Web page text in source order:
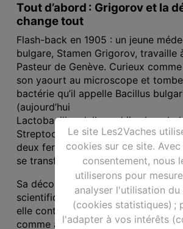
Tout d’abord : Grigorovet la
change tout
Flash-back en 1905 : un jeune
bulgare, Stamen Grigorov, travaille
Pasteur de Genève. Curieux
son yaourt au microscope et
bactérie qu’il appelle Bacillus
(aujourd’hui
Lactobacillus delbrueckii subsp.
Streptococcus thermophilus, elle
deux ferments essentiels qui
se transformer en produit laitier
Sa découverte donne enfin une
scientifique à la fermentation
elle contribue à forger la
comme aliment lié à la santé.
Le site Les2Vaches
cookies sur ce site.
consentement, nous
utiliserons pour
analyser l'utilisation du
(cookies statistiques) ;
l'adapter à vos intérêts